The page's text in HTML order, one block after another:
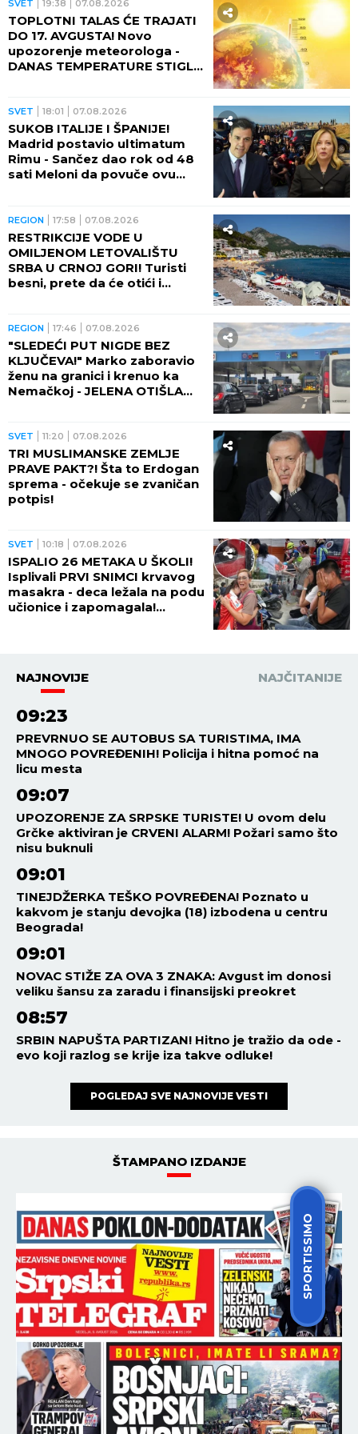
SPORTISSIMO
SVET 19:38 07.08.2026
TOPLOTNI TALAS ĆE TRAJATI
DO 17. AVGUSTA! Novo
upozorenje meteorologa -
DANAS TEMPERATURE STIGLE
SVET 18:01 07.08.2026
SUKOB ITALIJE I ŠPANIJE!
Madrid postavio ultimatum
Rimu - Sančez dao rok od 48
sati Meloni da povuče ovu
REGION 17:58 07.08.2026
RESTRIKCIJE VODE U
OMILJENOM LETOVALIŠTU
SRBA U CRNOJ GORI! Turisti
besni, prete da će otići i
REGION 17:46 07.08.2026
"SLEDEĆI PUT NIGDE BEZ
KLJUČEVA!" Marko zaboravio
ženu na granici i krenuo ka
Nemačkoj - JELENA OTIŠLA
SVET 11:20 07.08.2026
TRI MUSLIMANSKE ZEMLJE
PRAVE PAKT?! Šta to Erdogan
sprema - očekuje se zvaničan
potpis!
SVET 10:18 07.08.2026
ISPALIO 26 METAKA U ŠKOLI!
Isplivali PRVI SNIMCI krvavog
masakra - deca ležala na podu
učionice i zapomagala!
NAJNOVIJE NAJČITANIJE
09:23
PREVRNUO SE AUTOBUS SA TURISTIMA, IMA
MNOGO POVREĐENIH! Policija i hitna pomoć na
licu mesta
09:07
UPOZORENJE ZA SRPSKE TURISTE! U ovom delu
Grčke aktiviran je CRVENI ALARM! Požari samo što
nisu buknuli
09:01
TINEJDŽERKA TEŠKO POVREĐENA! Poznato u
kakvom je stanju devojka (18) izbodena u centru
Beograda!
09:01
NOVAC STIŽE ZA OVA 3 ZNAKA: Avgust im donosi
veliku šansu za zaradu i finansijski preokret
08:57
SRBIN NAPUŠTA PARTIZAN! Hitno je tražio da ode -
evo koji razlog se krije iza takve odluke!
POGLEDAJ SVE NAJNOVIJE VESTI
ŠTAMPANO IZDANJE